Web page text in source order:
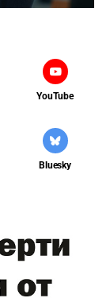
YouTube
Bluesky